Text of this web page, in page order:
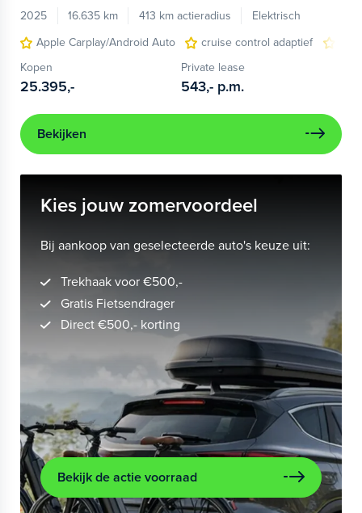
2025
16.635 km 413 km actieradius
Elektrisch
Apple Carplay/Android Auto
cruise control adaptief
Kopen
25.395,-
Private lease
543,- p.m.
Bekijken
Kies jouw zomervoordeel
Bij aankoop van geselecteerde auto's keuze uit:
Trekhaak voor €500,-
Gratis Fietsendrager
Direct €500,- korting
Bekijk de actie voorraad